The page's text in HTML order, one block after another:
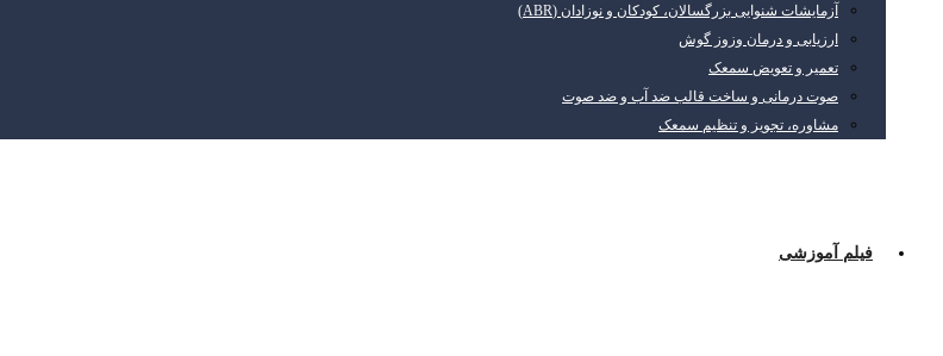
آزمایشات شنوایی بزرگسالان، کودکان و نوزادان (ABR)
ارزیابی و درمان وزوز گوش
تعمیر و تعویض سمعک
صوت درمانی و ساخت قالب ضد آب و ضد صوت
مشاوره، تجویز و تنظیم سمعک
فیلم آموزشی